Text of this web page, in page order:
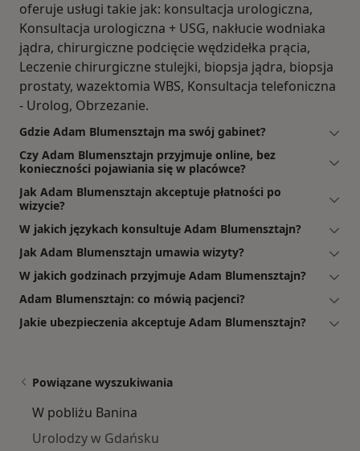
oferuje usługi takie jak: konsultacja urologiczna,
Konsultacja urologiczna + USG, nakłucie wodniaka
jądra, chirurgiczne podcięcie wędzidełka prącia,
Leczenie chirurgiczne stulejki, biopsja jądra, biopsja
prostaty, wazektomia WBS, Konsultacja telefoniczna
- Urolog, Obrzezanie.
Gdzie Adam Blumensztajn ma swój gabinet?
Czy Adam Blumensztajn przyjmuje online, bez
konieczności pojawiania się w placówce?
Jak Adam Blumensztajn akceptuje płatności po
wizycie?
W jakich językach konsultuje Adam Blumensztajn?
Jak Adam Blumensztajn umawia wizyty?
W jakich godzinach przyjmuje Adam Blumensztajn?
Adam Blumensztajn: co mówią pacjenci?
Jakie ubezpieczenia akceptuje Adam Blumensztajn?
Powiązane wyszukiwania
W pobliżu Banina
Urolodzy w Gdańsku